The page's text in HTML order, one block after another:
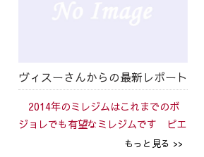
ヴィスーさんからの最新レポート
2014年のミレジムはこれまでのボ
ジョレでも有望なミレジムです ピエ
ール・マリー・シェルメットの大変個
もっと見る >>